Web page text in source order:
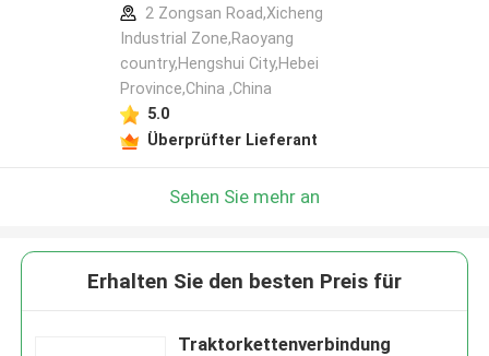
2 Zongsan Road,Xicheng
Industrial Zone,Raoyang
country,Hengshui City,Hebei
Province,China ,China
5.0
Überprüfter Lieferant
Sehen Sie mehr an
Erhalten Sie den besten Preis für
Traktorkettenverbindung